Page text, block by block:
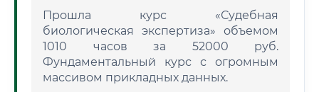
Прошла курс «Судебная
биологическая экспертиза» объемом
1010 часов за 52000 руб.
Фундаментальный курс с огромным
массивом прикладных данных.